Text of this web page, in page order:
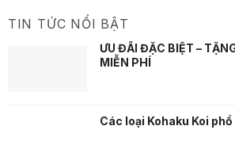
TIN TỨC NỔI BẬT
ƯU ĐÃI ĐẶC BIỆT –
MIỄN PHÍ
Các loại Kohaku Koi